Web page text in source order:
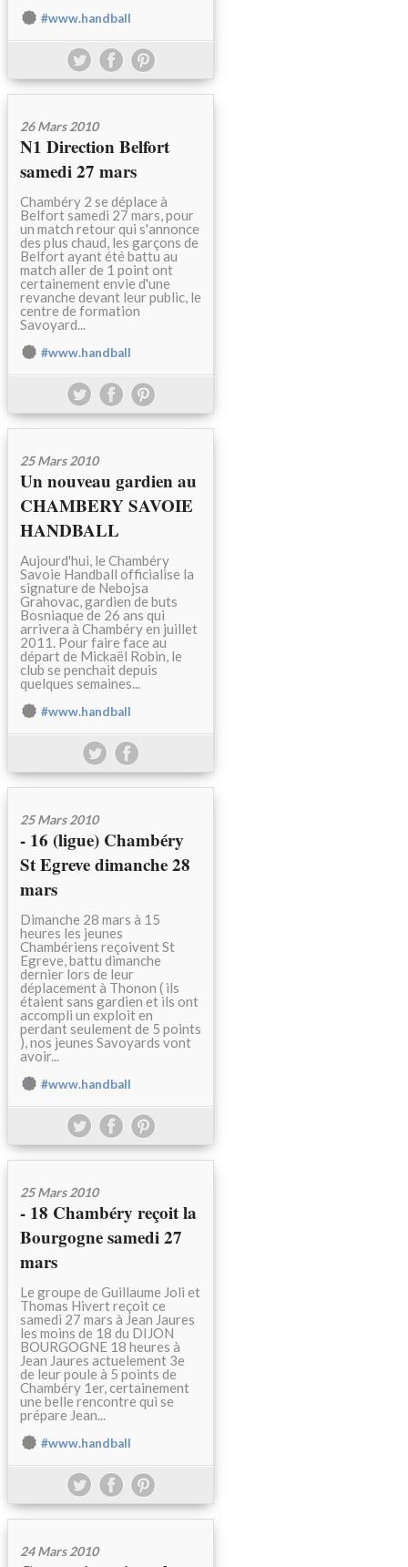
#www.handball
26 Mars 2010
N1 Direction Belfort
samedi 27 mars
Chambéry 2 se déplace à
Belfort samedi 27 mars, pour
un match retour qui s'annonce
des plus chaud, les garçons de
Belfort ayant été battu au
match aller de 1 point ont
certainement envie d'une
revanche devant leur public, le
centre de formation
Savoyard...
#www.handball
25 Mars 2010
Un nouveau gardien au
CHAMBERY SAVOIE
HANDBALL
Aujourd'hui, le Chambéry
Savoie Handball officialise la
signature de Nebojsa
Grahovac, gardien de buts
Bosniaque de 26 ans qui
arrivera à Chambéry en juillet
2011. Pour faire face au
départ de Mickaël Robin, le
club se penchait depuis
quelques semaines...
#www.handball
25 Mars 2010
- 16 (ligue) Chambéry
St Egreve dimanche 28
mars
Dimanche 28 mars à 15
heures les jeunes
Chambériens reçoivent St
Egreve, battu dimanche
dernier lors de leur
déplacement à Thonon ( ils
étaient sans gardien et ils ont
accompli un exploit en
perdant seulement de 5 points
), nos jeunes Savoyards vont
avoir...
#www.handball
25 Mars 2010
- 18 Chambéry reçoit la
Bourgogne samedi 27
mars
Le groupe de Guillaume Joli et
Thomas Hivert reçoit ce
samedi 27 mars à Jean Jaures
les moins de 18 du DIJON
BOURGOGNE 18 heures à
Jean Jaures actuelement 3e
de leur poule à 5 points de
Chambéry 1er, certainement
une belle rencontre qui se
prépare Jean...
#www.handball
24 Mars 2010